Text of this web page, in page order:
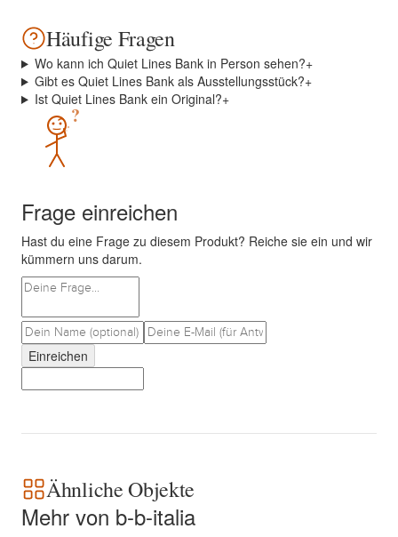
Häufige Fragen
Wo kann ich Quiet Lines Bank in Person sehen?+
Gibt es Quiet Lines Bank als Ausstellungsstück?+
Ist Quiet Lines Bank ein Original?+
?
Frage einreichen
Hast du eine Frage zu diesem Produkt? Reiche sie ein und wir
kümmern uns darum.
Einreichen
Ähnliche Objekte
Mehr von b-b-italia